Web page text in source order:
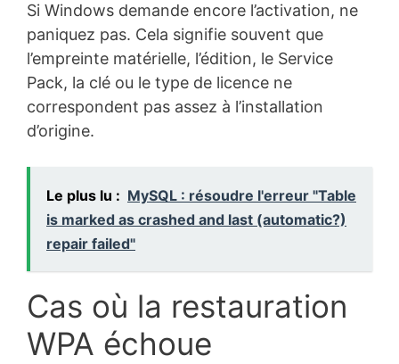
Si Windows demande encore l’activation, ne
paniquez pas. Cela signifie souvent que
l’empreinte matérielle, l’édition, le Service
Pack, la clé ou le type de licence ne
correspondent pas assez à l’installation
d’origine.
Le plus lu : MySQL : résoudre l'erreur "Table
is marked as crashed and last (automatic?)
repair failed"
Cas où la restauration
WPA échoue